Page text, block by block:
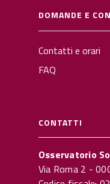
DOMANDE E
Contatti e orari
FAQ
CONTATTI
Osservatorio
Via Roma 2 -